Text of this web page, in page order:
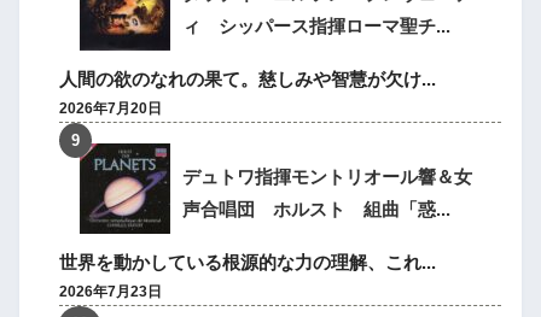
ィ シッパース指揮ローマ聖チ...
人間の欲のなれの果て。慈しみや智慧が欠け...
2026年7月20日
デュトワ指揮モントリオール響＆女
声合唱団 ホルスト 組曲「惑...
世界を動かしている根源的な力の理解、これ...
2026年7月23日